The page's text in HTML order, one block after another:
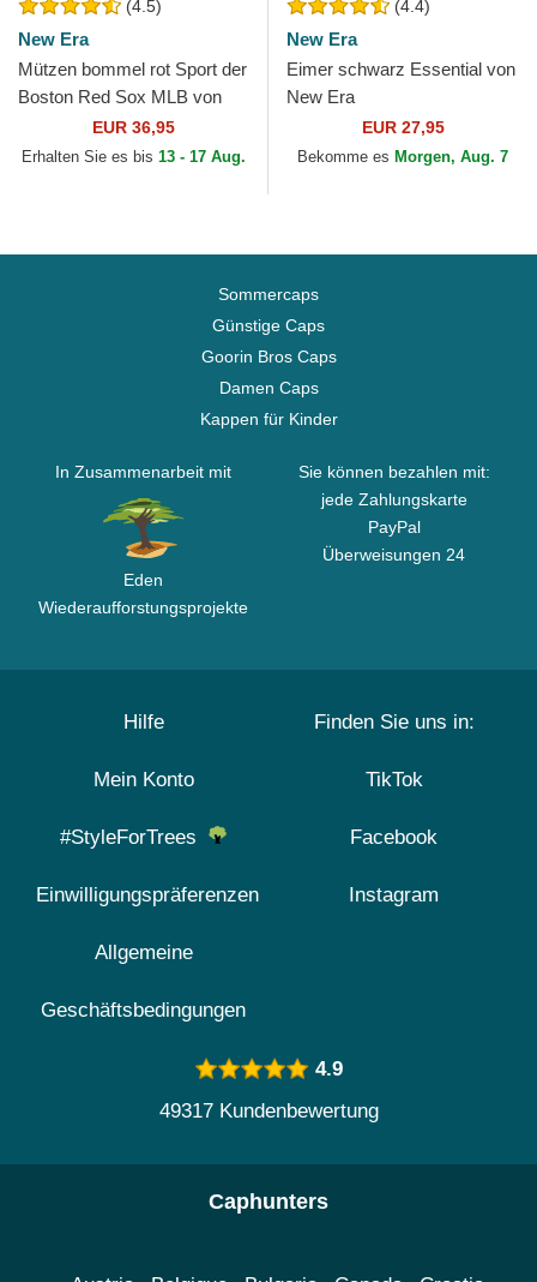
(4.5)
New Era
Mützen bommel rot Sport der
Boston Red Sox MLB von
EUR 36,95
Erhalten Sie es bis 13 - 17 Aug.
(4.4)
New Era
Eimer schwarz Essential von
New Era
EUR 27,95
Bekomme es Morgen, Aug. 7
Sommercaps
Günstige Caps
Goorin Bros Caps
Damen Caps
Kappen für Kinder
In Zusammenarbeit mit
Eden
Wiederaufforstungsprojekte
Sie können bezahlen mit:
jede Zahlungskarte
PayPal
Überweisungen 24
Hilfe
Mein Konto
#StyleForTrees
Einwilligungspräferenzen
Allgemeine
Geschäftsbedingungen
Finden Sie uns in:
TikTok
Facebook
Instagram
4.9
49317 Kundenbewertung
Caphunters